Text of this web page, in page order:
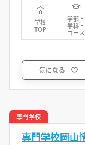
学校
TOP
学部・
学科・
コース
気になる
専門学校
専門学校岡山